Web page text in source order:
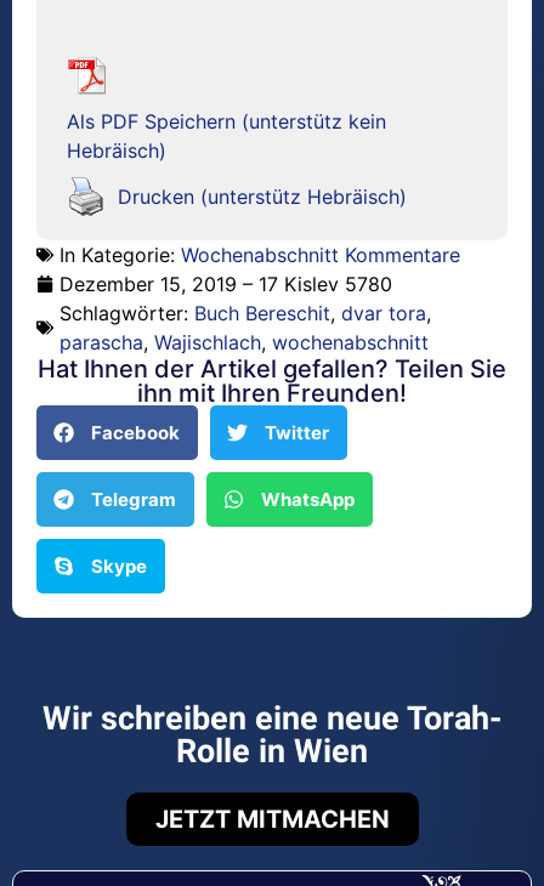
Als PDF Speichern (unterstütz kein
Hebräisch)
Drucken (unterstütz Hebräisch)
In Kategorie: Wochenabschnitt Kommentare
Dezember 15, 2019 – 17 Kislev 5780
Schlagwörter: Buch Bereschit, dvar tora,
parascha, Wajischlach, wochenabschnitt
Hat Ihnen der Artikel gefallen? Teilen Sie
ihn mit Ihren Freunden!
Facebook Twitter
Telegram WhatsApp
Skype
Wir schreiben eine neue Torah-
Rolle in Wien
JETZT MITMACHEN